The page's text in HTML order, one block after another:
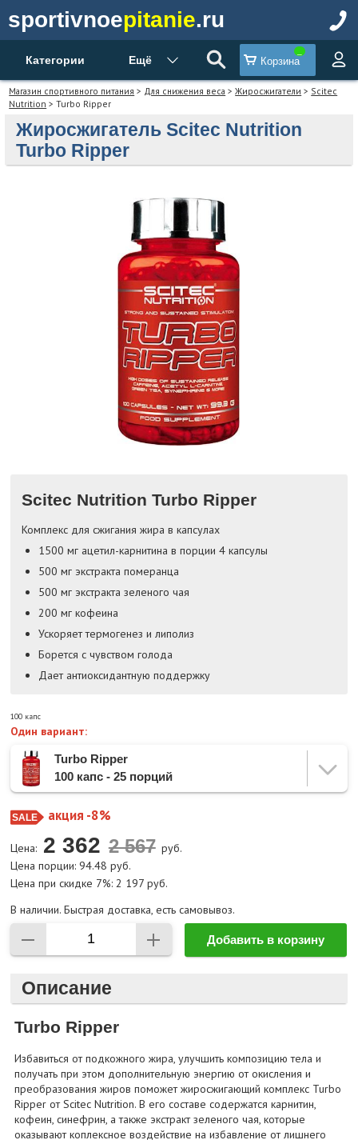
sportivnoepitanie.ru
Категории Ещё Корзина
Магазин спортивного питания > Для снижения веса >Жиросжигатели > Scitec
Nutrition > Turbo Ripper
Жиросжигатель Scitec Nutrition
Turbo Ripper
Scitec Nutrition Turbo Ripper
Комплекс для сжигания жира в капсулах
1500 мг ацетил-карнитина в порции 4 капсулы
500 мг экстракта померанца
500 мг экстракта зеленого чая
200 мг кофеина
Ускоряет термогенез и липолиз
Борется с чувством голода
Дает антиоксидантную поддержку
100 капс
Один вариант:
Turbo Ripper
100 капс - 25 порций
акция -8%
Цена: 2 362
руб.
Цена порции: 94.48 руб.
Цена при скидке 7%: 2 197 руб.
В наличии. Быстрая доставка, есть самовывоз.
Добавить в корзину
Описание
Turbo Ripper
Избавиться от подкожного жира, улучшить композицию тела и
получать при этом дополнительную энергию от окисления и
преобразования жиров поможет жиросжигающий комплекс Turbo
Ripper от Scitec Nutrition. В его составе содержатся карнитин,
кофеин, синефрин, а также экстракт зеленого чая, которые
оказывают коплексное воздействие на избавление от лишнего